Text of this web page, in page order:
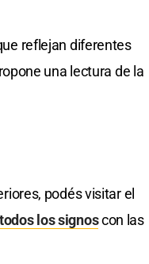
reflejan diferentes
una lectura de la
podés visitar el
los signoscon las